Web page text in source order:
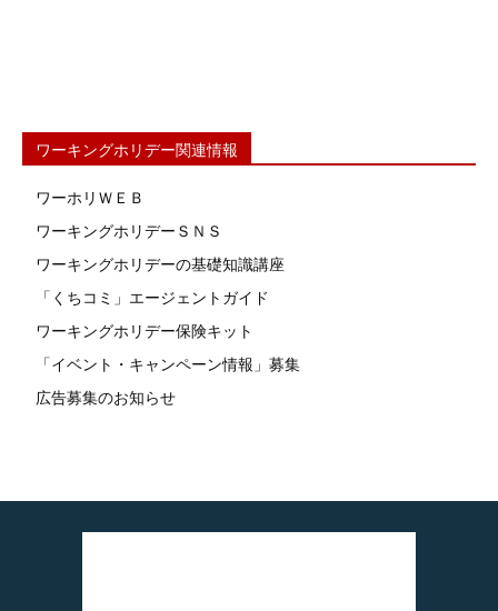
ワーキングホリデー関連情報
ワーホリＷＥＢ
ワーキングホリデーＳＮＳ
ワーキングホリデーの基礎知識講座
「くちコミ」エージェントガイド
ワーキングホリデー保険キット
「イベント・キャンペーン情報」募集
広告募集のお知らせ